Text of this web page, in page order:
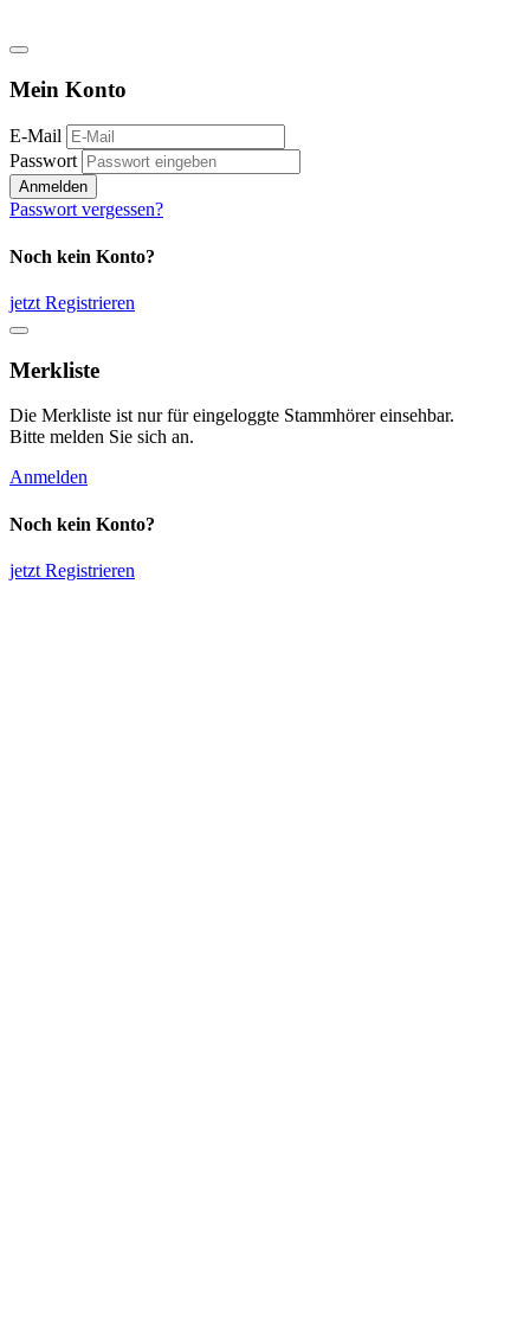
Mein Konto
E-Mail
Passwort
Anmelden
Passwort vergessen?
Noch kein Konto?
jetzt Registrieren
Merkliste
Die Merkliste ist nur für eingeloggte Stammhörer einsehbar.
Bitte melden Sie sich an.
Anmelden
Noch kein Konto?
jetzt Registrieren